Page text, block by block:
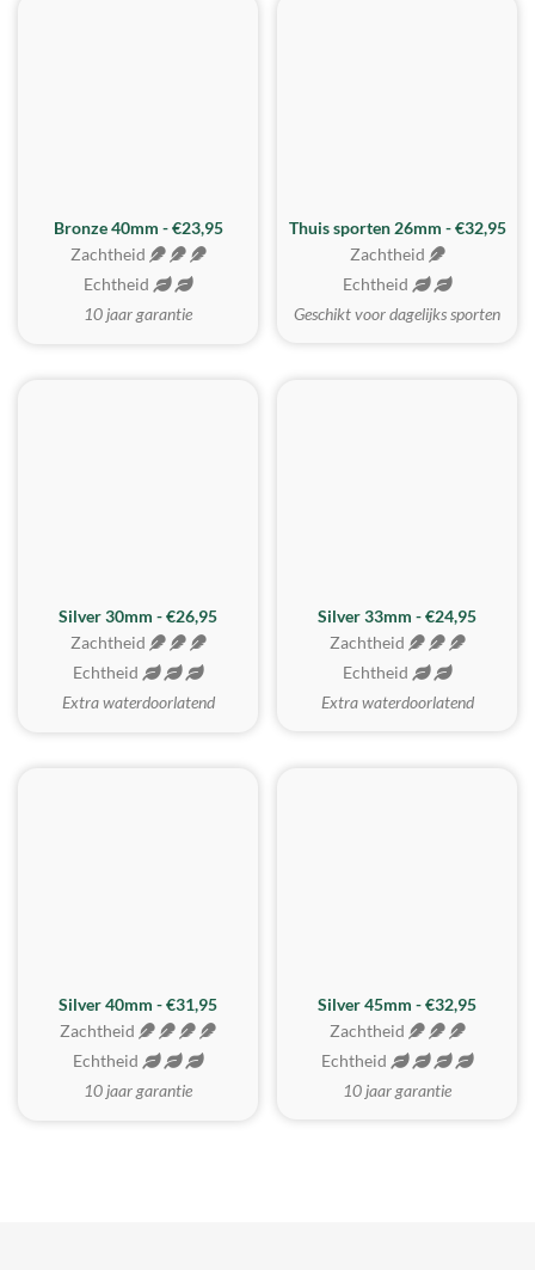
Bronze 40mm - €23,95
Zachtheid
Echtheid
10 jaar garantie
Thuis sporten 26mm - €32,95
Zachtheid
Echtheid
Geschikt voor dagelijks sporten
Silver 30mm - €26,95
Zachtheid
Echtheid
Extra waterdoorlatend
Silver 33mm - €24,95
Zachtheid
Echtheid
Extra waterdoorlatend
Silver 40mm - €31,95
Zachtheid
Echtheid
10 jaar garantie
MEEST GEKOZEN
Silver 45mm - €32,95
Zachtheid
Echtheid
10 jaar garantie